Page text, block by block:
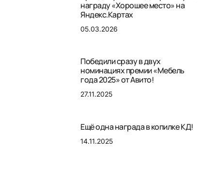
награду «Хорошее место» на
Яндекс.Картах
05.03.2026
Победили сразу в двух
номинациях премии «Мебель
года 2025» от Авито!
27.11.2025
Ещё одна награда в копилке КД!
14.11.2025